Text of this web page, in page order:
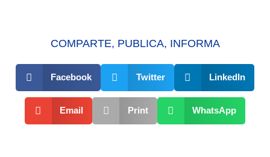
COMPARTE, PUBLICA, INFORMA
Facebook Twitter LinkedIn
Email Print WhatsApp